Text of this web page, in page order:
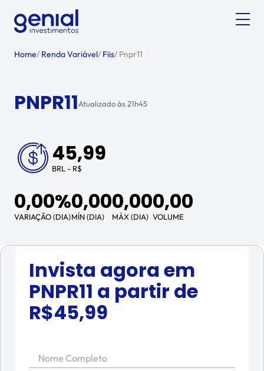
Home/ Renda Variável/ Fiis/ Pnpr11
PNPR11Atualizado às 21h45
45,99
BRL - R$
0,00%
VARIAÇÃO (DIA)
0,00
MÍN (DIA)
0,00
MÁX (DIA)
0,00
VOLUME
Invista agora em
PNPR11 a partir de
R$45,99
Nome Completo